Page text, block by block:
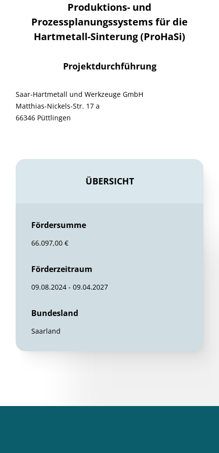
Produktions- und
Prozessplanungssystems für die
Hartmetall-Sinterung (ProHaSi)
Projektdurchführung
Saar-Hartmetall und Werkzeuge GmbH
Matthias-Nickels-Str. 17 a
66346 Püttlingen
ÜBERSICHT
Fördersumme
66.097,00 €
Förderzeitraum
09.08.2024 - 09.04.2027
Bundesland
Saarland